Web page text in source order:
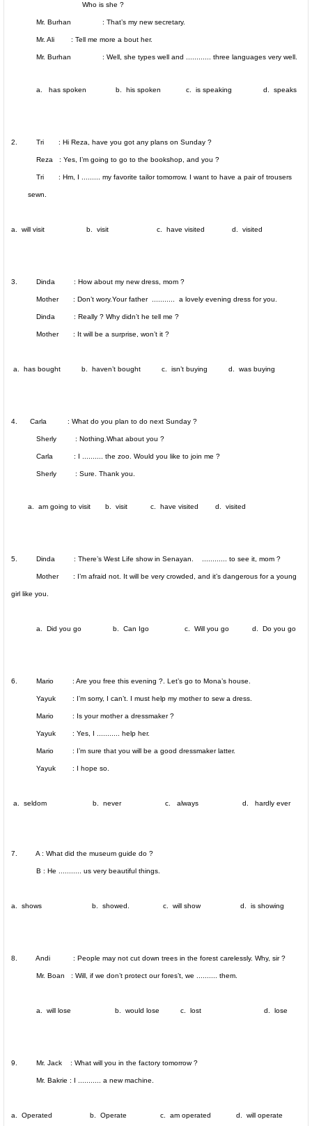
Who is she ?
Mr. Burhan : That’s my new secretary.
Mr. Ali : Tell me more a bout her.
Mr. Burhan : Well, she types well and ............ three languages very well.
a. has spoken b. his spoken c. is speaking d. speaks
2. Tri : Hi Reza, have you got any plans on Sunday ?
Reza : Yes, I’m going to go to the bookshop, and you ?
Tri : Hm, I ......... my favorite tailor tomorrow. I want to have a pair of trousers
sewn.
a. will visit b. visit c. have visited d. visited
3. Dinda : How about my new dress, mom ?
Mother : Don’t wory.Your father ........... a lovely evening dress for you.
Dinda : Really ? Why didn’t he tell me ?
Mother : It will be a surprise, won’t it ?
a. has bought b. haven’t bought c. isn’t buying d. was buying
4. Carla : What do you plan to do next Sunday ?
Sherly : Nothing.What about you ?
Carla : I .......... the zoo. Would you like to join me ?
Sherly : Sure. Thank you.
a. am going to visit b. visit c. have visited d. visited
5. Dinda : There’s West Life show in Senayan. ............ to see it, mom ?
Mother : I’m afraid not. It will be very crowded, and it’s dangerous for a young
girl like you.
a. Did you go b. Can Igo c. Will you go d. Do you go
6. Mario : Are you free this evening ?. Let’s go to Mona’s house.
Yayuk : I’m sorry, I can’t. I must help my mother to sew a dress.
Mario : Is your mother a dressmaker ?
Yayuk : Yes, I ........... help her.
Mario : I’m sure that you will be a good dressmaker latter.
Yayuk : I hope so.
a. seldom b. never c. always d. hardly ever
7. A : What did the museum guide do ?
B : He ........... us very beautiful things.
a. shows b. showed. c. will show d. is showing
8. Andi : People may not cut down trees in the forest carelessly. Why, sir ?
Mr. Boan : Will, if we don’t protect our fores’t, we .......... them.
a. will lose b. would lose c. lost d. lose
9. Mr. Jack : What will you in the factory tomorrow ?
Mr. Bakrie : I ........... a new machine.
a. Operated b. Operate c. am operated d. will operate